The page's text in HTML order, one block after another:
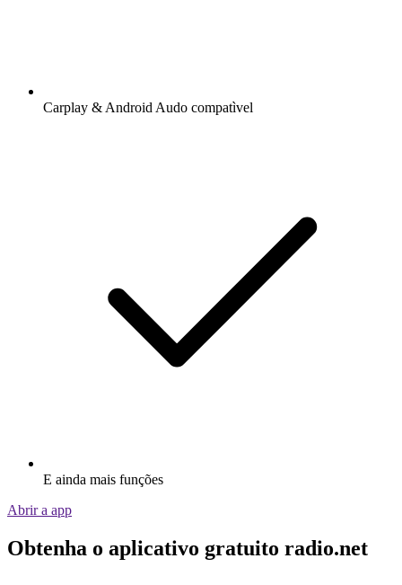
Carplay & Android Audo compatìvel
E ainda mais funções
Abrir a app
Obtenha o aplicativo gratuito radio.net